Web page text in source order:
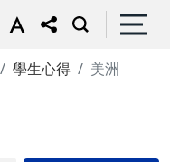
學生心得 美洲